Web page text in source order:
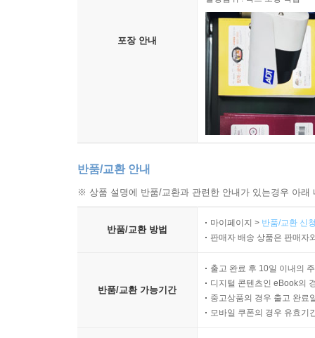
포장 안내
반품/교환 안내
※ 상품 설명에 반품/교환과 관련한 안내가 있는경우 아
반품/교환 방법
마이페이지 > 반품/교환 신
판매자 배송 상품은 판매자
반품/교환 가능기간
출고 완료 후 10일 이내의
디지털 콘텐츠인 eBook의
중고상품의 경우 출고 완료
모바일 쿠폰의 경우 유효기